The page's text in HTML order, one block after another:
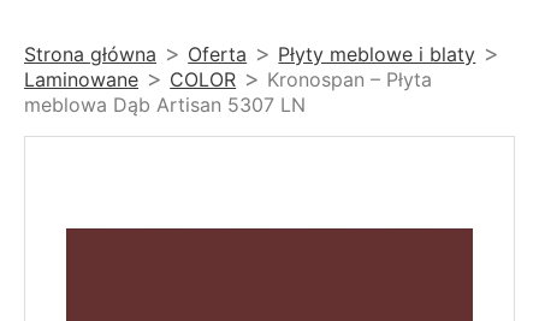
Strona główna Oferta
Płyty meblowe i blaty
Laminowane
COLOR
Kronospan – Płyta
meblowa Dąb Artisan 5307 LN